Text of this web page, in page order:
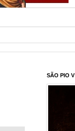
SÃO PIO V